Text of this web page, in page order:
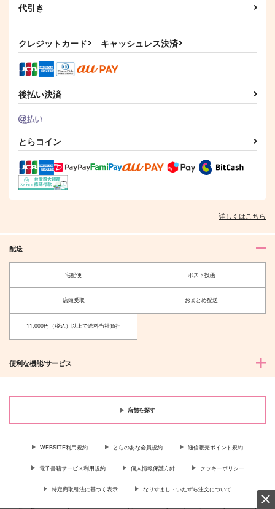
カート
代引き
クレジットカード キャッシュレス決済
後払い決済
とらコイン
詳しくはこちら
配送
宅配便 ポスト投函
店頭受取 おまとめ配送
11,000円（税込）以上で送料当社負担
便利な機能/サービス
店舗を探す
WEBSITE利用規約 とらのあな会員規約 通信販売ポイント規約
電子書籍サービス利用規約 個人情報保護方針 クッキーポリシー
特定商取引法に基づく表示 なりすまし・いたずら注文について